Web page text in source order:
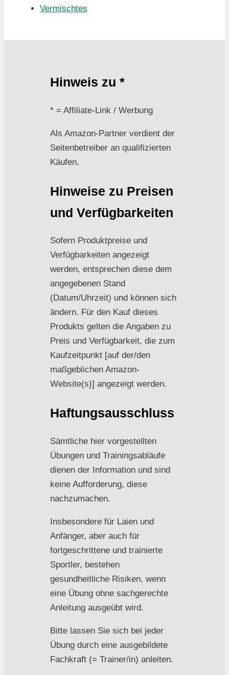
Vermischtes
Hinweis zu *
* = Affiliate-Link / Werbung
Als Amazon-Partner verdient der
Seitenbetreiber an qualifizierten
Käufen.
Hinweise zu Preisen
und Verfügbarkeiten
Sofern Produktpreise und
Verfügbarkeiten angezeigt
werden, entsprechen diese dem
angegebenen Stand
(Datum/Uhrzeit) und können sich
ändern. Für den Kauf dieses
Produkts gelten die Angaben zu
Preis und Verfügbarkeit, die zum
Kaufzeitpunkt [auf der/den
maßgeblichen Amazon-
Website(s)] angezeigt werden.
Haftungsausschluss
Sämtliche hier vorgestellten
Übungen und Trainingsabläufe
dienen der Information und sind
keine Aufforderung, diese
nachzumachen.
Insbesondere für Laien und
Anfänger, aber auch für
fortgeschrittene und trainierte
Sportler, bestehen
gesundheitliche Risiken, wenn
eine Übung ohne sachgerechte
Anleitung ausgeübt wird.
Bitte lassen Sie sich bei jeder
Übung durch eine ausgebildete
Fachkraft (= Trainer/in) anleiten.